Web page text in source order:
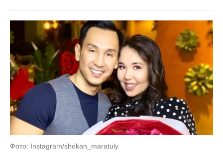
Фото: Instagram/shokan_maratuly